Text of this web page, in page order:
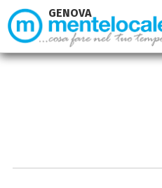
GENOVA